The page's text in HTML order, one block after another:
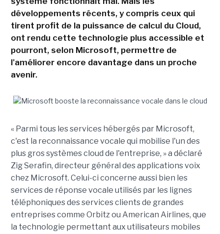
développements récents, y compris ceux qui
tirent profit de la puissance de calcul du Cloud,
ont rendu cette technologie plus accessible et
pourront, selon Microsoft, permettre de
l'améliorer encore davantage dans un proche
avenir.
« Parmi tous les services hébergés par Microsoft,
c'est la reconnaissance vocale qui mobilise l'un des
plus gros systèmes cloud de l'entreprise, » a déclaré
Zig Serafin, directeur général des applications voix
chez Microsoft. Celui-ci concerne aussi bien les
services de réponse vocale utilisés par les lignes
téléphoniques des services clients de grandes
entreprises comme Orbitz ou American Airlines, que
la technologie permettant aux utilisateurs mobiles